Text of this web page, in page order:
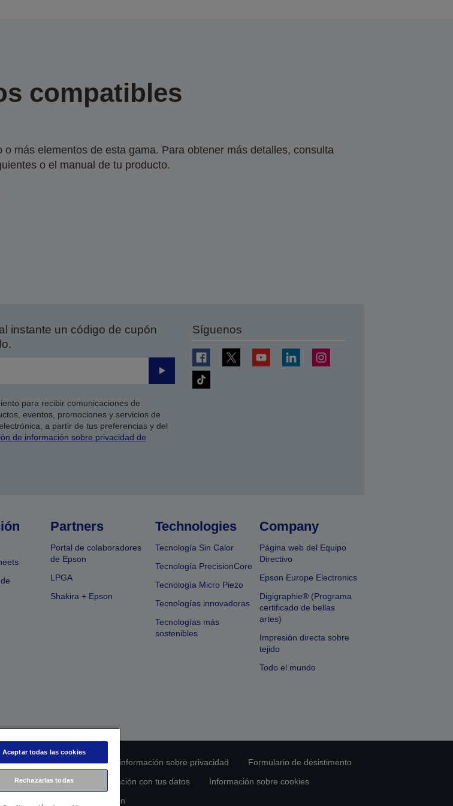
compatibles
más elementos de esta gama. Para obtener más detalles, consulta
o el manual de tu producto.
instante un código de cupón
Enviar
para recibir comunicaciones de
eventos, promociones y servicios de
a partir de tus preferencias y del
de información sobre privacidad de
Síguenos
Partners
Portal de colaboradores
de Epson
LPGA
Shakira + Epson
Technologies
Tecnología Sin Calor
Tecnología PrecisionCore
Tecnología Micro Piezo
Tecnologías innovadoras
Tecnologías más
sostenibles
Company
Página web del Equipo
Directivo
Epson Europe Electronics
Digigraphie® (Programa
certificado de bellas
artes)
Impresión directa sobre
tejido
Todo el mundo
productos Declaración de información sobre privacidad
Formulario de desistimento
contacto con nosotros en relación con tus datos
Información sobre cookies
de accesibilidad de Epson
Aceptar todas las cookies
Rechazarlas todas